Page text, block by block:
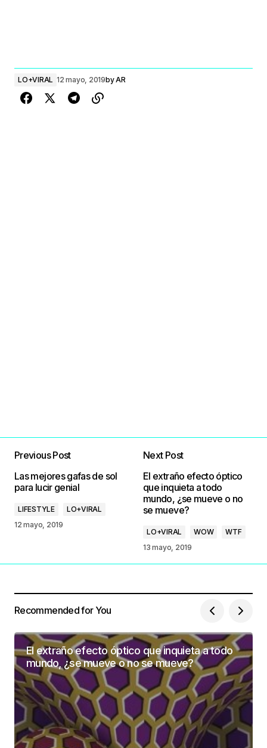
LO+VIRAL 12 mayo, 2019byAR
Previous Post
Las mejores gafas de sol
para lucir genial
LIFESTYLE
LO+VIRAL
12 mayo, 2019
Next Post
El extraño efecto óptico
que inquieta a todo
mundo, ¿se mueve o no
se mueve?
LO+VIRAL WOW
WTF
13 mayo, 2019
Recommended for You
El extraño efecto óptico que inquieta a todo
mundo, ¿se mueve o no se mueve?